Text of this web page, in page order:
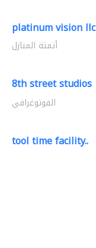
platinum vision llc
أتمتة المنازل
8th street studios
الفوتوغرافي
tool time facility..